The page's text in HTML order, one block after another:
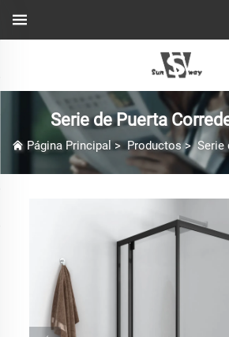
Serie de Puerta
Página Principal >Productos>Serie